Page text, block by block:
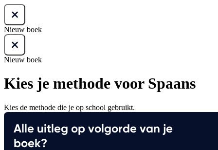
Nieuw boek
Nieuw boek
Kies je methode voor Spaans
Kies de methode die je op school gebruikt.
Alle uitleg op volgorde van je
boek?